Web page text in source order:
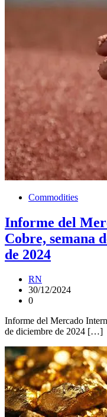
Commodities
Informe del
Cobre, semana
de 2024
RN
30/12/2024
0
Informe del Mercado
de diciembre de 2024 […]